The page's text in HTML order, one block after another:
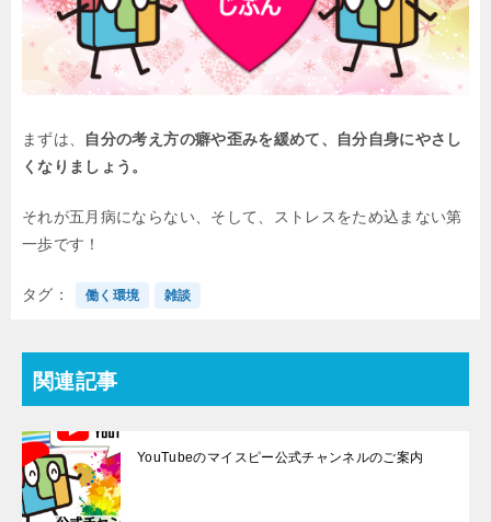
まずは、 自分の考え方の癖や歪みを緩めて、自分自身にやさし
くなりましょう。
それが五月病にならない、そして、ストレスをため込まない第
一歩です！
タグ 働く環境 雑談
関連記事
YouTubeのマイスピー公式チャンネルのご案内